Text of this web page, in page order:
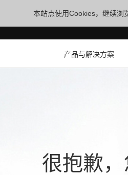
本站点使用Cookies，继续浏
产品与解决方案
很抱歉